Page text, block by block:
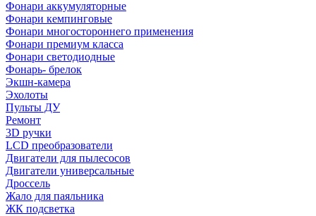
Фонари аккумуляторные
Фонари кемпинговые
Фонари многостороннего применения
Фонари премиум класса
Фонари светодиодные
Фонарь- брелок
Экшн-камера
Эхолоты
Пульты ДУ
Ремонт
3D ручки
LCD преобразователи
Двигатели для пылесосов
Двигатели универсальные
Дроссель
Жало для паяльника
ЖК подсветка